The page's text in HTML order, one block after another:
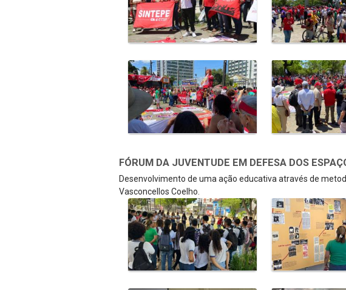
FÓRUM DA JUVENTUDE EM DEFESA DOS
Desenvolvimento de uma ação educativa através de
Vasconcellos Coelho.
Galeria de Mídias